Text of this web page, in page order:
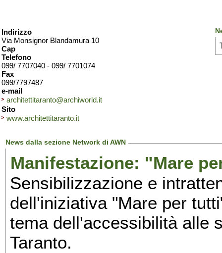
Indirizzo
Via Monsignor Blandamura 10
Cap
Telefono
099/ 7707040 - 099/ 7701074
Fax
099/7797487
e-mail
architettitaranto@archiworld.it
Sito
www.architettitaranto.it
News dalla sezione Network di AWN
Manifestazione: "Mare
Sensibilizzazione e
dell'iniziativa "Mare per
tema dell'accessibilità alle
Taranto.